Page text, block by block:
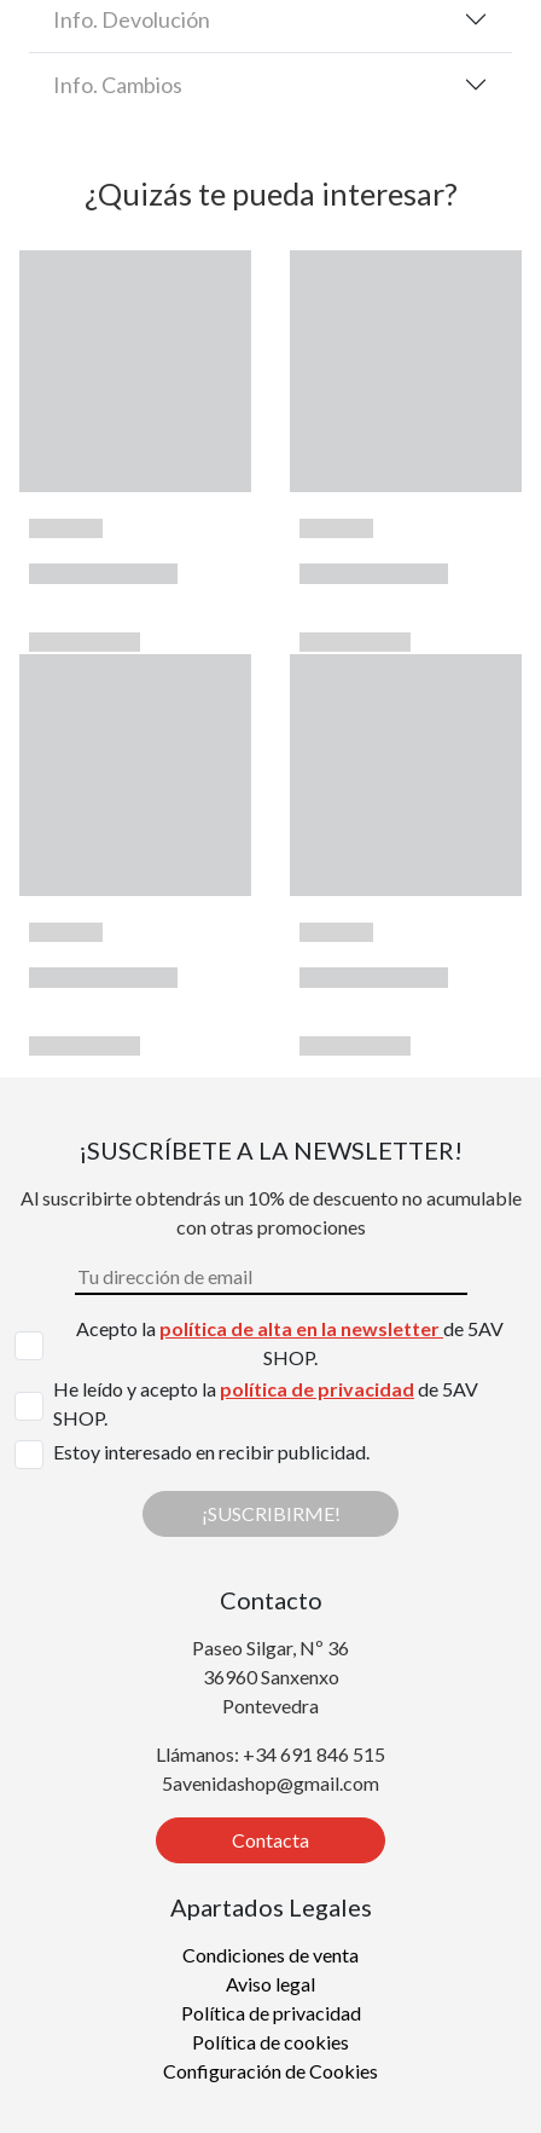
Info. Devolución
Info. Cambios
¿Quizás te pueda interesar?
¡SUSCRÍBETE A LA NEWSLETTER!
Al suscribirte obtendrás un 10% de descuento no acumulable
con otras promociones
Acepto la política de alta en la newsletterde 5AV
SHOP.
He leído y acepto la política de privacidad de 5AV
SHOP.
Estoy interesado en recibir publicidad.
¡SUSCRIBIRME!
Contacto
Paseo Silgar, Nº 36
36960 Sanxenxo
Pontevedra
Llámanos: +34 691 846 515
5avenidashop@gmail.com
Contacta
Apartados Legales
Condiciones de venta
Aviso legal
Política de privacidad
Política de cookies
Configuración de Cookies